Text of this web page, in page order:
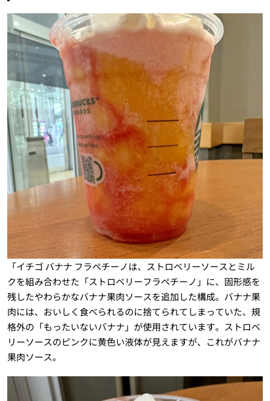
「イチゴ バナナ フラペチーノは、ストロベリーソースとミル
クを組み合わせた「ストロベリーフラペチーノ」に、固形感を
残したやわらかなバナナ果肉ソースを追加した構成。バナナ果
肉には、おいしく食べられるのに捨てられてしまっていた、規
格外の「もったいないバナナ」が使用されています。ストロベ
リーソースのピンクに黄色い液体が見えますが、これがバナナ
果肉ソース。